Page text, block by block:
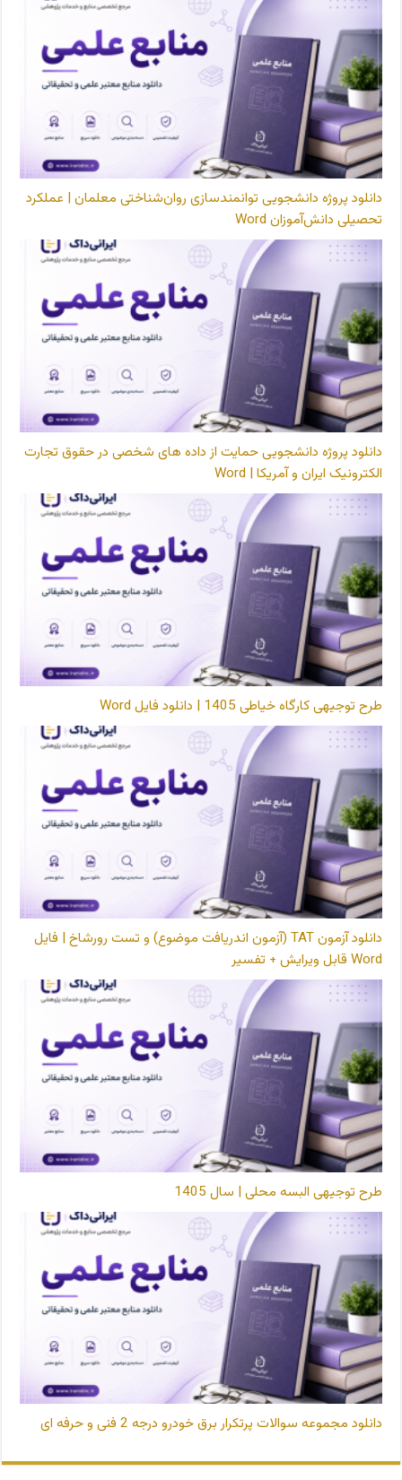
دانلود پروژه دانشجویی توانمندسازی روان‌شناختی معلمان | عملکرد
تحصیلی دانش‌آموزان Word
دانلود پروژه دانشجویی حمایت از داده های شخصی در حقوق تجارت
الکترونیک ایران و آمریکا | Word
طرح توجیهی کارگاه خیاطی 1405 | دانلود فایل Word
دانلود آزمون TAT (آزمون اندریافت موضوع) و تست رورشاخ | فایل
Word قابل ویرایش + تفسیر
طرح توجیهی البسه محلی | سال 1405
دانلود مجموعه سوالات پرتکرار برق خودرو درجه 2 فنی و حرفه ای